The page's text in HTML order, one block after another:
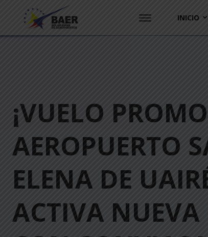
INICIO
¡VUELO
AEROPUERTO
ELENA DE
ACTIVA NUEVA